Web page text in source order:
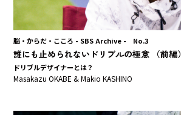
脳・からだ・こころ - SBS Archive - No.3
誰にも止められないドリブルの極意 （前編）
ドリブルデザイナーとは？
Masakazu OKABE & Makio KASHINO